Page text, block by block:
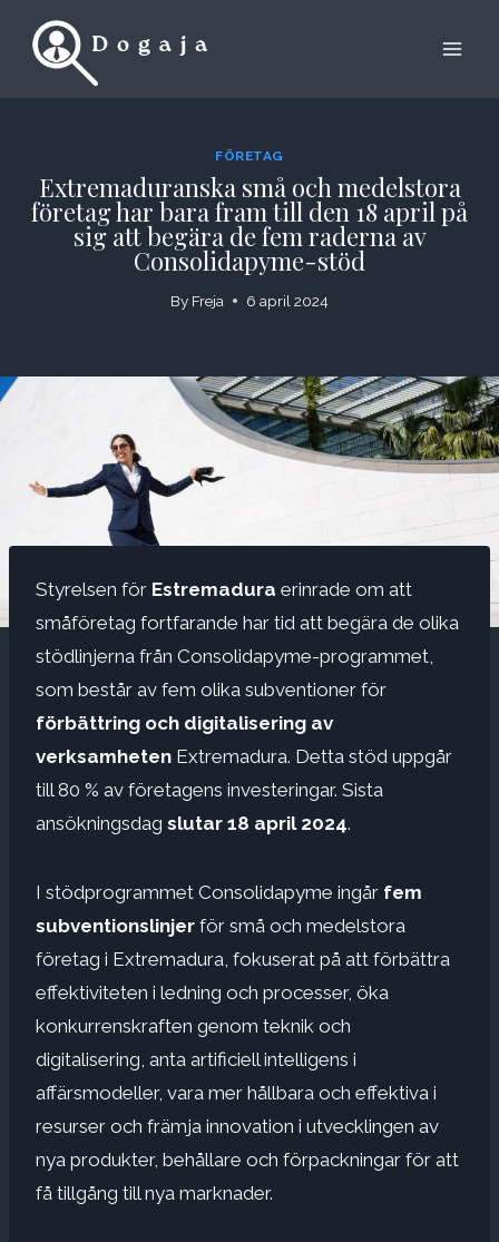
FÖRETAG
Extremaduranska små och medelstora
företag har bara fram till den 18 april på
sig att begära de fem raderna av
Consolidapyme-stöd
By Freja 6 april 2024
Styrelsen för Estremadura erinrade om att
småföretag fortfarande har tid att begära de olika
stödlinjerna från Consolidapyme-programmet,
som består av fem olika subventioner för
förbättring och digitalisering av
verksamheten Extremadura. Detta stöd uppgår
till 80 % av företagens investeringar. Sista
ansökningsdag slutar 18 april 2024.
I stödprogrammet Consolidapyme ingår fem
subventionslinjer för små och medelstora
företag i Extremadura, fokuserat på att förbättra
effektiviteten i ledning och processer, öka
konkurrenskraften genom teknik och
digitalisering, anta artificiell intelligens i
affärsmodeller, vara mer hållbara och effektiva i
resurser och främja innovation i utvecklingen av
nya produkter, behållare och förpackningar för att
få tillgång till nya marknader.